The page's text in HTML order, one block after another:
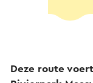
Deze route